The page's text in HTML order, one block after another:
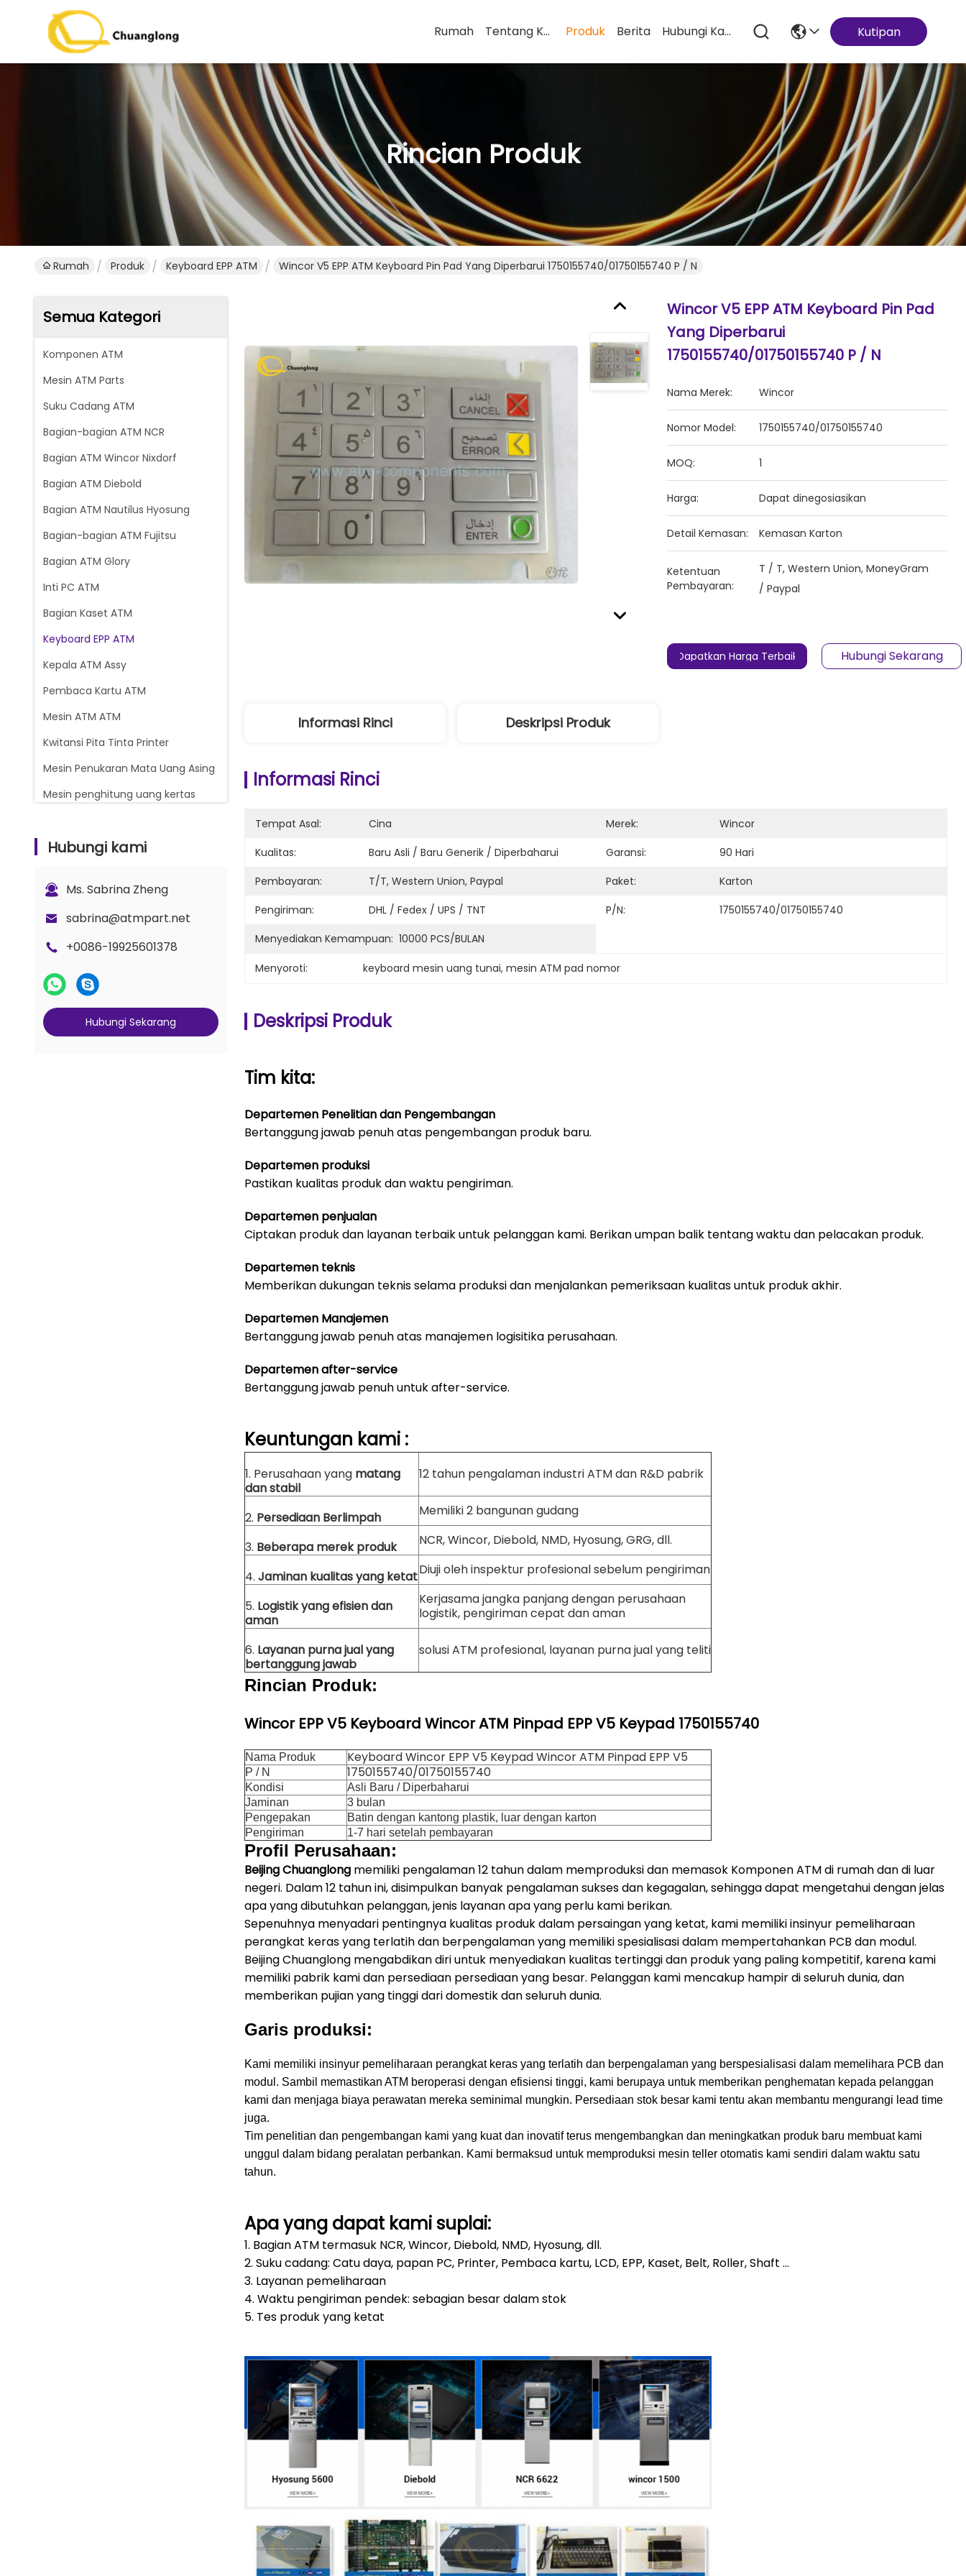
Rumah Tentang Kami Produk Berita Hubungi Kami Kutipan
Rincian Produk
Rumah Produk Keyboard EPP ATM Wincor V5 EPP ATM Keyboard Pin Pad Yang Diperbarui 1750155740/01750155740 P / N
Semua Kategori
Komponen ATM
Mesin ATM Parts
Suku Cadang ATM
Bagian-bagian ATM NCR
Bagian ATM Wincor Nixdorf
Bagian ATM Diebold
Bagian ATM Nautilus Hyosung
Bagian-bagian ATM Fujitsu
Bagian ATM Glory
Inti PC ATM
Bagian Kaset ATM
Keyboard EPP ATM
Kepala ATM Assy
Pembaca Kartu ATM
Mesin ATM ATM
Kwitansi Pita Tinta Printer
Mesin Penukaran Mata Uang Asing
Mesin penghitung uang kertas
Kasset Uang ATM
Bagian Penghitung G+D BPS C5
Hubungi kami
Ms. Sabrina Zheng
sabrina@atmpart.net
+0086-19925601378
Hubungi Sekarang
Wincor V5 EPP ATM Keyboard Pin Pad
Yang Diperbarui
1750155740/01750155740 P / N
Nama Merek: Wincor
Nomor Model: 1750155740/01750155740
MOQ: 1
Harga: Dapat dinegosiasikan
Detail Kemasan: Kemasan Karton
Ketentuan
Pembayaran:
T / T, Western Union, MoneyGram
/ Paypal
Dapatkan Harga Terbaik Hubungi Sekarang
Informasi Rinci Deskripsi Produk
Informasi Rinci
Tempat Asal: Cina Merek:
Wincor
Kualitas:
Baru Asli / Baru Generik / Diperbaharui Garansi:
90 Hari
Pembayaran:
T/T, Western Union, Paypal Paket:
Karton
Pengiriman:
DHL / Fedex / UPS / TNT P/N:
1750155740/01750155740
Menyediakan Kemampuan: 10000 PCS/BULAN
Menyoroti: keyboard mesin uang tunai, mesin ATM pad nomor
Deskripsi Produk
Tim kita:
Departemen Penelitian dan Pengembangan
Bertanggung jawab penuh atas pengembangan produk baru.
Departemen produksi
Pastikan kualitas produk dan waktu pengiriman.
Departemen penjualan
Ciptakan produk dan layanan terbaik untuk pelanggan kami. Berikan umpan balik tentang waktu dan pelacakan produk.
Departemen teknis
Memberikan dukungan teknis selama produksi dan menjalankan pemeriksaan kualitas untuk produk akhir.
Departemen Manajemen
Bertanggung jawab penuh atas manajemen logisitika perusahaan.
Departemen after-service
Bertanggung jawab penuh untuk after-service.
Keuntungan kami :
1. Perusahaan yang matang
dan stabil
12 tahun pengalaman industri ATM dan R&D pabrik
2. Persediaan Berlimpah Memiliki 2 bangunan gudang
3. Beberapa merek produk NCR, Wincor, Diebold, NMD, Hyosung, GRG, dll.
4. Jaminan kualitas yang ketatDiuji oleh inspektur profesional sebelum pengiriman
5. Logistik yang efisien dan
aman
Kerjasama jangka panjang dengan perusahaan
logistik, pengiriman cepat dan aman
6. Layanan purna jual yang
bertanggung jawab
solusi ATM profesional, layanan purna jual yang teliti
Rincian Produk:
Wincor EPP V5 Keyboard Wincor ATM Pinpad EPP V5 Keypad 1750155740
Nama Produk Keyboard Wincor EPP V5 Keypad Wincor ATM Pinpad EPP V5
P / N 1750155740/01750155740
Kondisi
Asli Baru / Diperbaharui
Jaminan
3 bulan
Pengepakan
Batin dengan kantong plastik, luar dengan karton
Pengiriman
1-7 hari setelah pembayaran
Profil Perusahaan:
Beijing Chuanglong memiliki pengalaman 12 tahun dalam memproduksi dan memasok Komponen ATM di rumah dan di luar
negeri. Dalam 12 tahun ini, disimpulkan banyak pengalaman sukses dan kegagalan, sehingga dapat mengetahui dengan jelas
apa yang dibutuhkan pelanggan, jenis layanan apa yang perlu kami berikan.
Sepenuhnya menyadari pentingnya kualitas produk dalam persaingan yang ketat, kami memiliki insinyur pemeliharaan
perangkat keras yang terlatih dan berpengalaman yang memiliki spesialisasi dalam mempertahankan PCB dan modul.
Beijing Chuanglong mengabdikan diri untuk menyediakan kualitas tertinggi dan produk yang paling kompetitif, karena kami
memiliki pabrik kami dan persediaan persediaan yang besar. Pelanggan kami mencakup hampir di seluruh dunia, dan
memberikan pujian yang tinggi dari domestik dan seluruh dunia.
Garis produksi:
Kami memiliki insinyur pemeliharaan perangkat keras yang terlatih dan berpengalaman yang berspesialisasi dalam memelihara PCB dan
modul. Sambil memastikan ATM beroperasi dengan efisiensi tinggi, kami berupaya untuk memberikan penghematan kepada pelanggan
kami dan menjaga biaya perawatan mereka seminimal mungkin. Persediaan stok besar kami tentu akan membantu mengurangi lead time
juga.
Tim penelitian dan pengembangan kami yang kuat dan inovatif terus mengembangkan dan meningkatkan produk baru membuat kami
unggul dalam bidang peralatan perbankan. Kami bermaksud untuk memproduksi mesin teller otomatis kami sendiri dalam waktu satu
tahun.
Apa yang dapat kami suplai:
1. Bagian ATM termasuk NCR, Wincor, Diebold, NMD, Hyosung, dll.
2. Suku cadang: Catu daya, papan PC, Printer, Pembaca kartu, LCD, EPP, Kaset, Belt, Roller, Shaft ...
3. Layanan pemeliharaan
4. Waktu pengiriman pendek: sebagian besar dalam stok
5. Tes produk yang ketat